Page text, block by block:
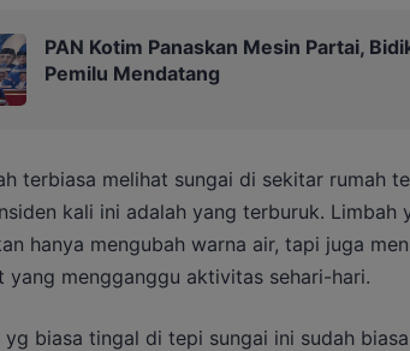
PAN Kotim Panaskan Mesin Partai,
Pemilu Mendatang
terbiasa melihat sungai di sekitar rumah
kali ini adalah yang terburuk. Limbah
hanya mengubah warna air, tapi juga
yang mengganggu aktivitas sehari-hari.
yg biasa tingal di tepi sungai ini sudah